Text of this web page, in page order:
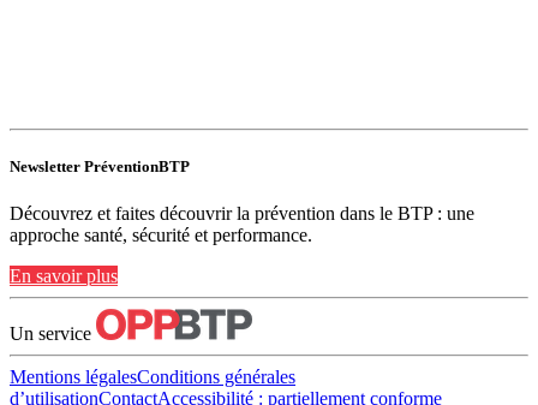
Newsletter PréventionBTP
Découvrez et faites découvrir la prévention dans le BTP : une
approche santé, sécurité et performance.
En savoir plus
Un service
Mentions légalesConditions générales
d’utilisationContactAccessibilité : partiellement conforme